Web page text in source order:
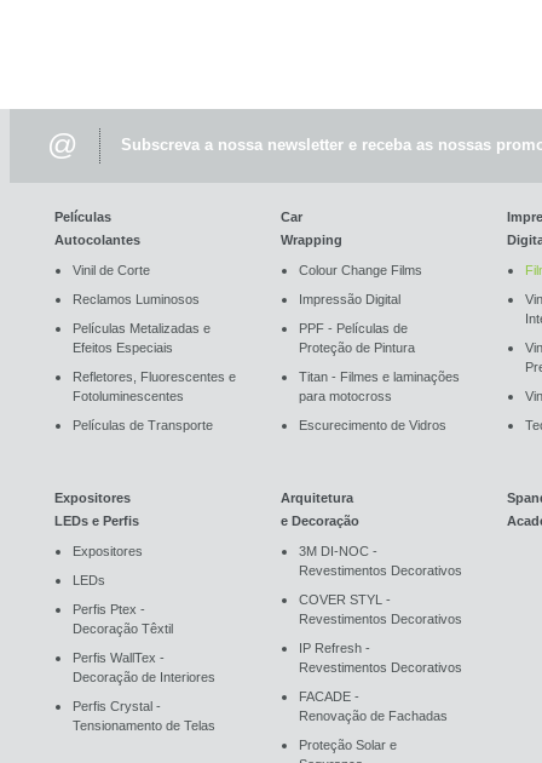
@ Subscreva a nossa newsletter e receba as nossas
Películas
Autocolantes
Vinil de Corte
Reclamos Luminosos
Películas Metalizadas e
Efeitos Especiais
Refletores, Fluorescentes e
Fotoluminescentes
Películas de Transporte
Car
Wrapping
Colour Change Films
Impressão Digital
PPF - Películas de
Proteção de Pintura
Titan - Filmes e laminações
para motocross
Escurecimento de Vidros
Expositores
LEDs e Perfis
Expositores
LEDs
Perfis Ptex -
Decoração Têxtil
Perfis WallTex -
Decoração de Interiores
Perfis Crystal -
Tensionamento de Telas
Arquitetura
e Decoração
3M DI-NOC -
Revestimentos Decorativos
COVER STYL -
Revestimentos Decorativos
IP Refresh -
Revestimentos Decorativos
FACADE -
Renovação de Fachadas
Proteção Solar e